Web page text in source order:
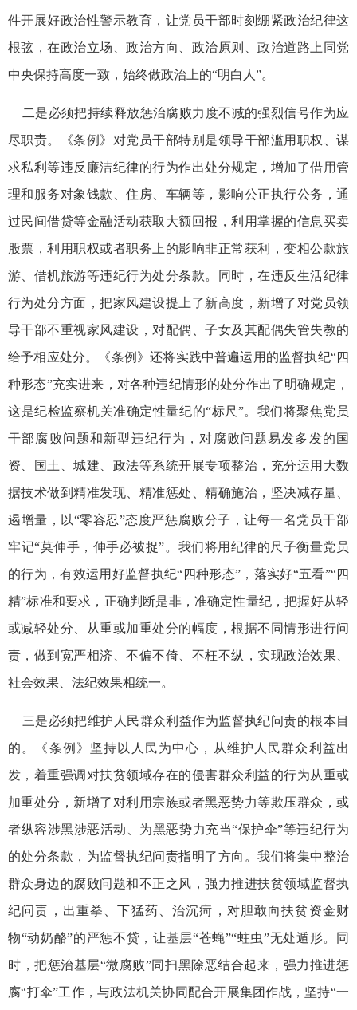
件开展好政治性警示教育，让党员干部时刻绷紧政治纪律这
根弦，在政治立场、政治方向、政治原则、政治道路上同党
中央保持高度一致，始终做政治上的“明白人”。
二是必须把持续释放惩治腐败力度不减的强烈信号作为应
尽职责。《条例》对党员干部特别是领导干部滥用职权、谋
求私利等违反廉洁纪律的行为作出处分规定，增加了借用管
理和服务对象钱款、住房、车辆等，影响公正执行公务，通
过民间借贷等金融活动获取大额回报，利用掌握的信息买卖
股票，利用职权或者职务上的影响非正常获利，变相公款旅
游、借机旅游等违纪行为处分条款。同时，在违反生活纪律
行为处分方面，把家风建设提上了新高度，新增了对党员领
导干部不重视家风建设，对配偶、子女及其配偶失管失教的
给予相应处分。《条例》还将实践中普遍运用的监督执纪“四
种形态”充实进来，对各种违纪情形的处分作出了明确规定，
这是纪检监察机关准确定性量纪的“标尺”。我们将聚焦党员
干部腐败问题和新型违纪行为，对腐败问题易发多发的国
资、国土、城建、政法等系统开展专项整治，充分运用大数
据技术做到精准发现、精准惩处、精确施治，坚决减存量、
遏增量，以“零容忍”态度严惩腐败分子，让每一名党员干部
牢记“莫伸手，伸手必被捉”。我们将用纪律的尺子衡量党员
的行为，有效运用好监督执纪“四种形态”，落实好“五看”“四
精”标准和要求，正确判断是非，准确定性量纪，把握好从轻
或减轻处分、从重或加重处分的幅度，根据不同情形进行问
责，做到宽严相济、不偏不倚、不枉不纵，实现政治效果、
社会效果、法纪效果相统一。
三是必须把维护人民群众利益作为监督执纪问责的根本目
的。《条例》坚持以人民为中心，从维护人民群众利益出
发，着重强调对扶贫领域存在的侵害群众利益的行为从重或
加重处分，新增了对利用宗族或者黑恶势力等欺压群众，或
者纵容涉黑涉恶活动、为黑恶势力充当“保护伞”等违纪行为
的处分条款，为监督执纪问责指明了方向。我们将集中整治
群众身边的腐败问题和不正之风，强力推进扶贫领域监督执
纪问责，出重拳、下猛药、治沉疴，对胆敢向扶贫资金财
物“动奶酪”的严惩不贷，让基层“苍蝇”“蛀虫”无处遁形。同
时，把惩治基层“微腐败”同扫黑除恶结合起来，强力推进惩
腐“打伞”工作，与政法机关协同配合开展集团作战，坚持“一